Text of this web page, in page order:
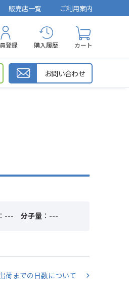
販売店一覧 ご利用案内
登録 購入履歴 カート
お問い合わせ
：--- 分子量 ：---
荷までの日数について